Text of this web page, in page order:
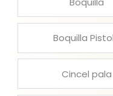
Boquilla
Cincel pala